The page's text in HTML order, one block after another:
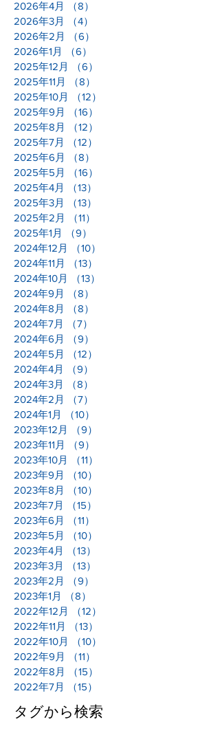
2026年4月
（8）
2026年3月
（4）
2026年2月
（6）
2026年1月
（6）
2025年12月
（6）
2025年11月
（8）
2025年10月
（12）
2025年9月
（16）
2025年8月
（12）
2025年7月
（12）
2025年6月
（8）
2025年5月
（16）
2025年4月
（13）
2025年3月
（13）
2025年2月
（11）
2025年1月
（9）
2024年12月
（10）
2024年11月
（13）
2024年10月
（13）
2024年9月
（8）
2024年8月
（8）
2024年7月
（7）
2024年6月
（9）
2024年5月
（12）
2024年4月
（9）
2024年3月
（8）
2024年2月
（7）
2024年1月
（10）
2023年12月
（9）
2023年11月
（9）
2023年10月
（11）
2023年9月
（10）
2023年8月
（10）
2023年7月
（15）
2023年6月
（11）
2023年5月
（10）
2023年4月
（13）
2023年3月
（13）
2023年2月
（9）
2023年1月
（8）
2022年12月
（12）
2022年11月
（13）
2022年10月
（10）
2022年9月
（11）
2022年8月
（15）
2022年7月
（15）
タグから検索